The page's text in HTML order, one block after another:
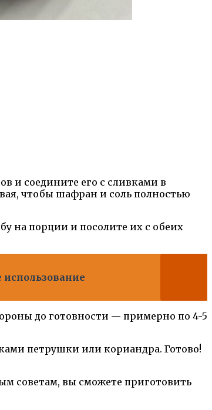
и соедините его с сливками в
чтобы шафран и соль полностью
на порции и посолите их с обеих
использование
до готовности — примерно по 4-5
петрушки или кориандра. Готово!
советам, вы сможете приготовить